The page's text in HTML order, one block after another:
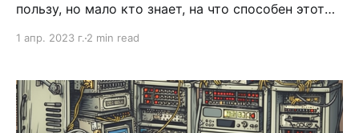
пользу, но мало кто знает, на что способен этот
Сейчас узнаете. Для начала что такое Ноушен на
интерфейсом. У системы есть 2 основные
сущности: 1) страница и 2)
1 апр. 2023 г. 2 min read